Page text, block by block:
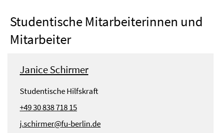
Studentische Mitarbeiterinnen und
Mitarbeiter
Janice Schirmer
Studentische Hilfskraft
+49 30 838 718 15
j.schirmer@fu-berlin.de